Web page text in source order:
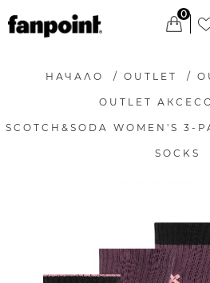
0
НАЧАЛО / OUTLET /
OUTLET
SCOTCH&SODA WOMEN'S 3-
SOCKS